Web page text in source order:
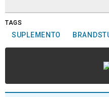
TAGS
SUPLEMENTO